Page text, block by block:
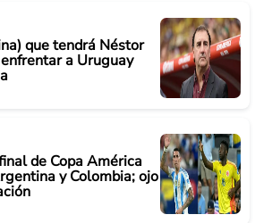
que tendrá Néstor
a Uruguay
de Copa América
y Colombia; ojo